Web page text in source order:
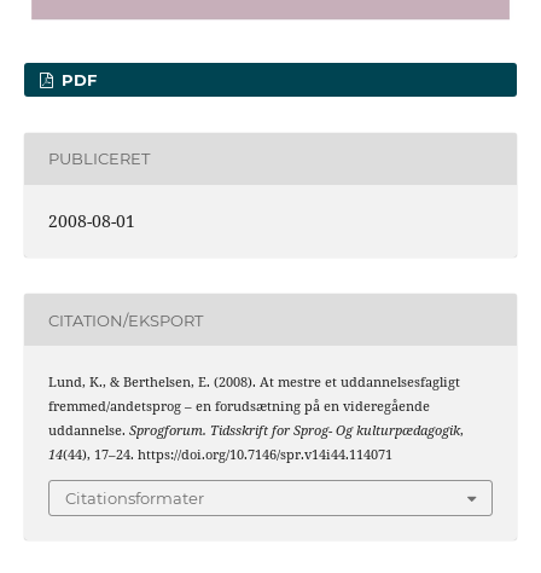
PDF
PUBLICERET
2008-08-01
CITATION/EKSPORT
Lund, K., & Berthelsen, E. (2008). At mestre et uddannelsesfagligt
fremmed/andetsprog – en forudsætning på en videregående
uddannelse. Sprogforum. Tidsskrift for Sprog- Og kulturpædagogik,
14(44), 17–24. https://doi.org/10.7146/spr.v14i44.114071
Citationsformater